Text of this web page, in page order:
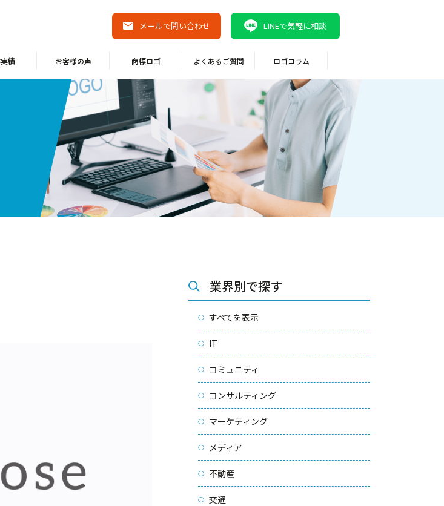
メールで問い合わせ LINEで気軽に相談
績 お客様の声 商標ロゴ よくあるご質問 ロゴコラム
業界別で探す
すべてを表示
IT
コミュニティ
コンサルティング
マーケティング
メディア
不動産
交通